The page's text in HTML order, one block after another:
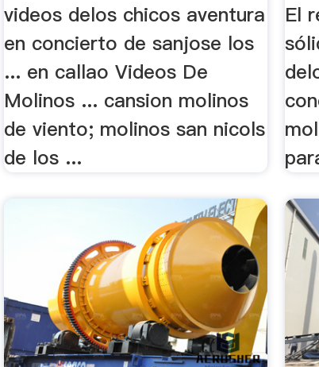
videos delos chicos aventura
en concierto de sanjose los
... en callao Videos De
Molinos ... cansion molinos
de viento; molinos san nicols
de los ...
El